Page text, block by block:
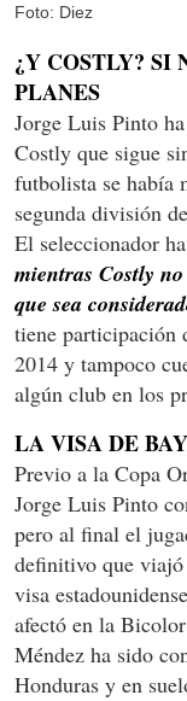
Foto: Diez
¿Y COSTLY? SI
PLANES
Jorge Luis Pinto
Costly que sigue
futbolista se había
segunda división
El seleccionador
mientras Costly
que sea
tiene participación
2014 y tampoco
algún club en los
LA VISA DE
Previo a la Copa
Jorge Luis Pinto
pero al final el
definitivo que
visa
afectó en la
Méndez ha sido
Honduras y en